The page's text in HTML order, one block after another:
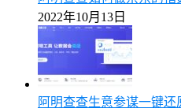
2022年10月13日
阿明查查生意参谋一键还